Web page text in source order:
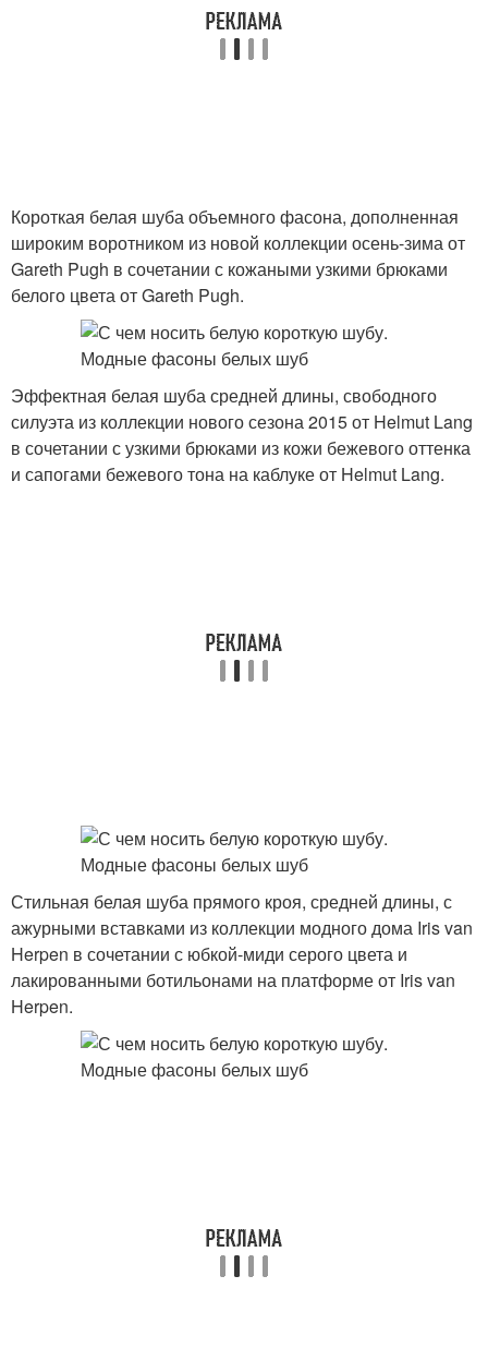
Короткая белая шуба объемного фасона, дополненная
широким воротником из новой коллекции осень-зима от
Gareth Pugh в сочетании с кожаными узкими брюками
белого цвета от Gareth Pugh.
Эффектная белая шуба средней длины, свободного
силуэта из коллекции нового сезона 2015 от Helmut Lang
в сочетании с узкими брюками из кожи бежевого оттенка
и сапогами бежевого тона на каблуке от Helmut Lang.
Стильная белая шуба прямого кроя, средней длины, с
ажурными вставками из коллекции модного дома Iris van
Herpen в сочетании с юбкой-миди серого цвета и
лакированными ботильонами на платформе от Iris van
Herpen.